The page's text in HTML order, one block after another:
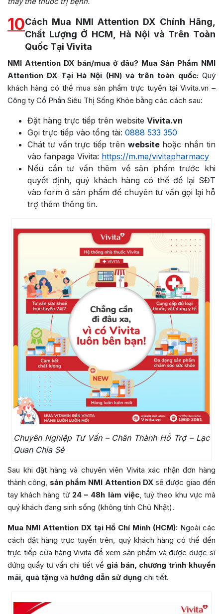
10Cách Mua NMI Attention DX Chính Hãng,
Chất Lượng Ở HCM, Hà Nội và Trên Toàn
Quốc Tại Vivita
NMI Attention DX bán/mua ở đâu? Mua Sản Phẩm NMI
Attention DX Tại Hà Nội (HN) và trên toàn quốc:Quý
khách hàng có thể mua sản phẩm trực tuyến tại Vivita.vn –
Công ty Cổ Phần Siêu Thị Sống Khỏe bằng các cách sau:
Đặt hàng trực tiếp trên website Vivita.vn
Gọi trực tiếp vào tổng tài: 0888 533 350
Chát tư vấn trực tiếp trên websitehoặc nhắn tin
vào fanpage Vivita: https://m.me/vivitapharmacy
Nếu cần tư vấn thêm về sản phẩm trước khi
quyết định, quý khách hàng có thể để lại SĐT
vào form ở sản phẩm để chuyên tư vấn gọi lại hỗ
trợ thêm thông tin.
Chuyên Nghiệp Tư Vấn – Chân Thành Hỗ Trợ – Lạc
Quan Chia Sẻ
Sau khi đặt hàng và chuyên viên Vivita xác nhận đơn hàng
thành công, sản phẩm NMI Attention DXsẽ được giao đến
tay khách hàng từ 24 – 48h làm việc, tuỳ theo khu vực mà
quý khách đang sinh sống (không tính Chủ Nhật).
Mua NMI Attention DX tại Hồ Chí Minh (HCM): Ngoài các
cách đặt hàng trực tuyến trên, quý khách hàng có thể đến
trực tiếp cửa hàng Vivita để xem sản phẩm và được dược sĩ
đứng quầy tư vấn chi tiết về giá bán, chương trình khuyến
mãi, quà tặng và hướng dẫn sử dụng chi tiết.